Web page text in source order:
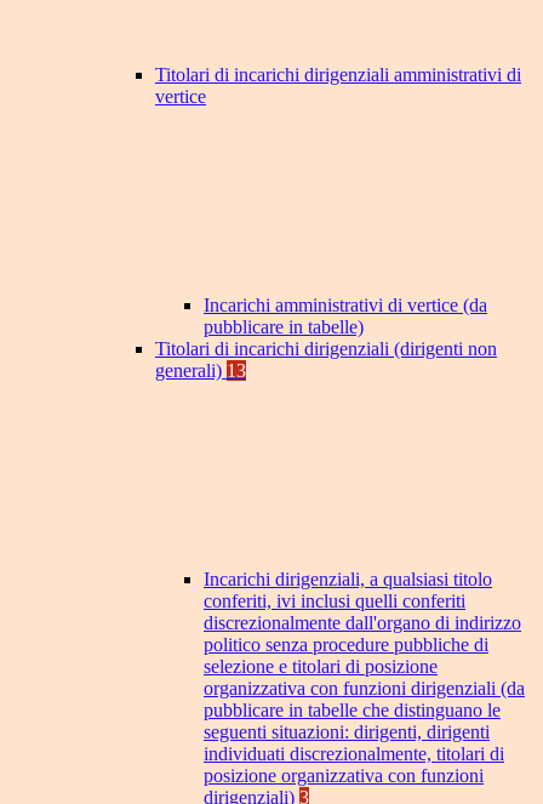
Titolari di incarichi dirigenziali amministrativi di
vertice
Incarichi amministrativi di vertice (da
pubblicare in tabelle)
Titolari di incarichi dirigenziali (dirigenti non
generali) 13
Incarichi dirigenziali, a qualsiasi titolo
conferiti, ivi inclusi quelli conferiti
discrezionalmente dall'organo di indirizzo
politico senza procedure pubbliche di
selezione e titolari di posizione
organizzativa con funzioni dirigenziali (da
pubblicare in tabelle che distinguano le
seguenti situazioni: dirigenti, dirigenti
individuati discrezionalmente, titolari di
posizione organizzativa con funzioni
dirigenziali) 3